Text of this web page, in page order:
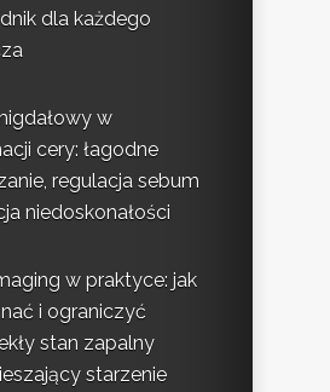
dla każdego
w
cery: łagodne
regulacja sebum
niedoskonałości
w praktyce: jak
i ograniczyć
stan zapalny
starzenie